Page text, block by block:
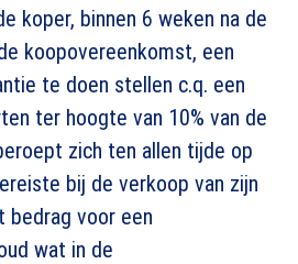
koper, binnen 6 weken na de
koopovereenkomst, een
te doen stellen c.q. een
ter hoogte van 10% van de
zich ten allen tijde op
bij de verkoop van zijn
bedrag voor een
wat in de